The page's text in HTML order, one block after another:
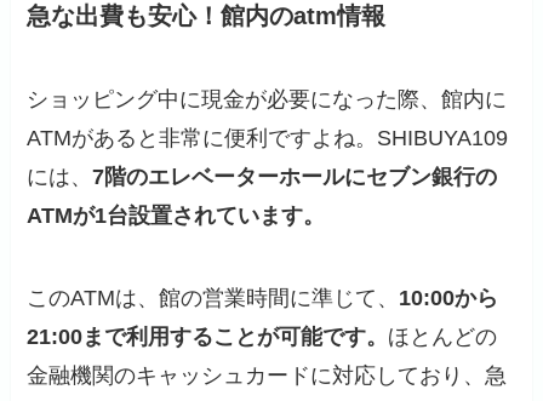
急な出費も安心！館内のatm情報
ショッピング中に現金が必要になった際、館内に
ATMがあると非常に便利ですよね。SHIBUYA109
には、7階のエレベーターホールにセブン銀行の
ATMが1台設置されています。
このATMは、館の営業時間に準じて、 10:00から
21:00まで利用することが可能です。 ほとんどの
金融機関のキャッシュカードに対応しており、急